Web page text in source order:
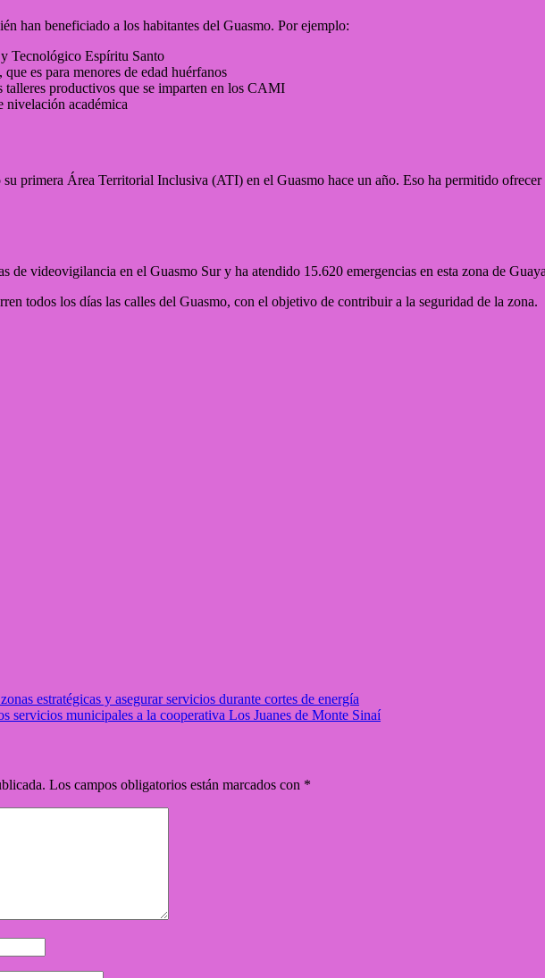
han beneficiado a los habitantes del Guasmo. Por ejemplo:
Tecnológico Espíritu Santo
es para menores de edad huérfanos
talleres productivos que se imparten en los CAMI
nivelación académica
primera Área Territorial Inclusiva (ATI) en el Guasmo hace un año. Eso ha permitido ofrecer
de videovigilancia en el Guasmo Sur y ha atendido 15.620 emergencias en esta zona de
todos los días las calles del Guasmo, con el objetivo de contribuir a la seguridad de la zona.
estratégicas y asegurar servicios durante cortes de energía
servicios municipales a la cooperativa Los Juanes de Monte Sinaí
Los campos obligatorios están marcados con *